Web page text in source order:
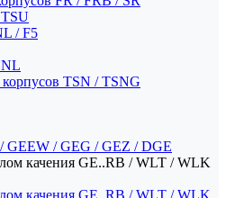
/ F5
TSN / TSNG
/ GEG / GEZ / DGE
качения GE..RB / WLT / WLK
качения GE..RB / WLT / WLK